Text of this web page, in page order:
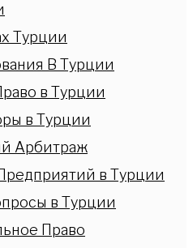
Турции
В Турции
в Турции
в Турции
Арбитраж
в Турции
в Турции
Право